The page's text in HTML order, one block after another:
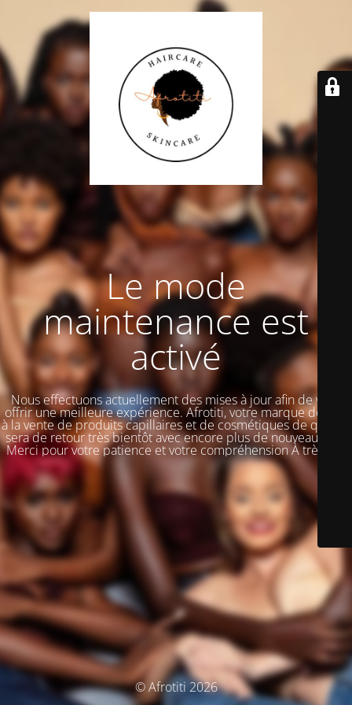
Le mode
maintenance est
activé
Nous effectuons actuellement des mises à jour afin de vous
offrir une meilleure expérience. Afrotiti, votre marque dédiée
à la vente de produits capillaires et de cosmétiques de qualité,
sera de retour très bientôt avec encore plus de nouveautés !!!
Merci pour votre patience et votre compréhension À très vite
© Afrotiti 2026